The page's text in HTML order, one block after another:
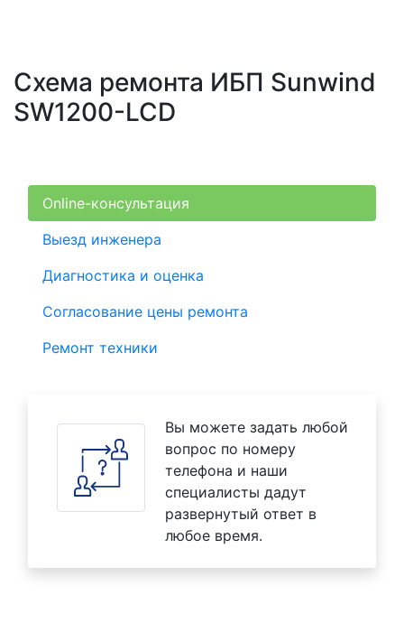
Схема ремонта ИБП Sunwind
SW1200-LCD
Online-консультация
Выезд инженера
Диагностика и оценка
Согласование цены ремонта
Ремонт техники
Вы можете задать любой
вопрос по номеру
телефона и наши
специалисты дадут
развернутый ответ в
любое время.